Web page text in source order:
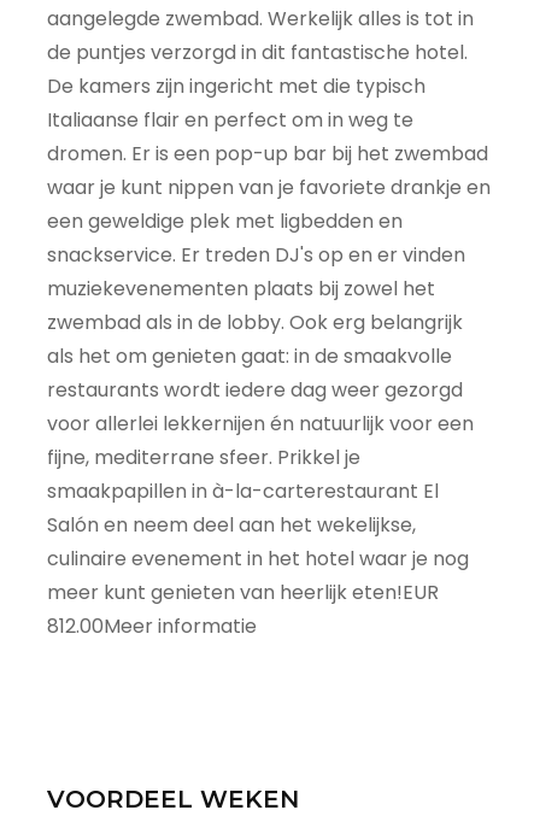
aangelegde zwembad. Werkelijk alles is tot in
de puntjes verzorgd in dit fantastische hotel.
De kamers zijn ingericht met die typisch
Italiaanse flair en perfect om in weg te
dromen. Er is een pop-up bar bij het zwembad
waar je kunt nippen van je favoriete drankje en
een geweldige plek met ligbedden en
snackservice. Er treden DJ's op en er vinden
muziekevenementen plaats bij zowel het
zwembad als in de lobby. Ook erg belangrijk
als het om genieten gaat: in de smaakvolle
restaurants wordt iedere dag weer gezorgd
voor allerlei lekkernijen én natuurlijk voor een
fijne, mediterrane sfeer. Prikkel je
smaakpapillen in à-la-carterestaurant El
Salón en neem deel aan het wekelijkse,
culinaire evenement in het hotel waar je nog
meer kunt genieten van heerlijk eten!EUR
812.00Meer informatie
VOORDEEL WEKEN